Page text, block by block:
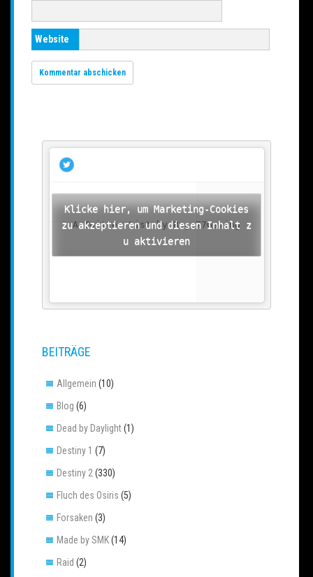
Website
A Twitter List by Rage77Gaming
Klicke hier, um Marketing-Cookies
zu akzeptieren und diesen Inhalt z
u aktivieren
BEITRÄGE
Allgemein (10)
Blog (6)
Dead by Daylight(1)
Destiny 1 (7)
Destiny 2(330)
Fluch des Osiris (5)
Forsaken (3)
Made by SMK(14)
Raid (2)